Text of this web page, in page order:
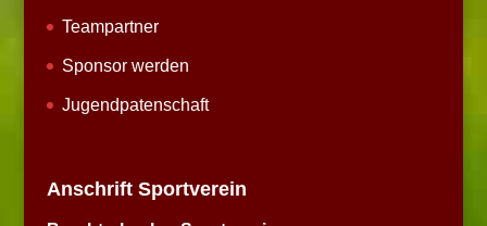
Teampartner
Sponsor werden
Jugendpatenschaft
Anschrift Sportverein